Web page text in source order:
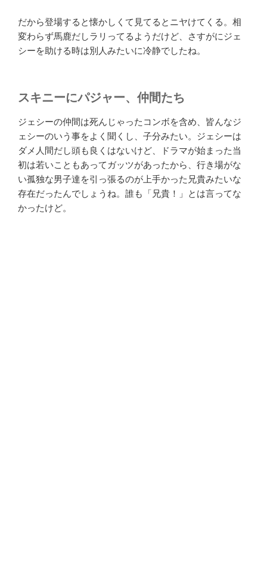
だから登場すると懐かしくて見てるとニヤけてくる。相
変わらず馬鹿だしラリってるようだけど、さすがにジェ
シーを助ける時は別人みたいに冷静でしたね。
スキニーにパジャー、仲間たち
ジェシーの仲間は死んじゃったコンボを含め、皆んなジ
ェシーのいう事をよく聞くし、子分みたい。ジェシーは
ダメ人間だし頭も良くはないけど、ドラマが始まった当
初は若いこともあってガッツがあったから、行き場がな
い孤独な男子達を引っ張るのが上手かった兄貴みたいな
存在だったんでしょうね。誰も「兄貴！」とは言ってな
かったけど。